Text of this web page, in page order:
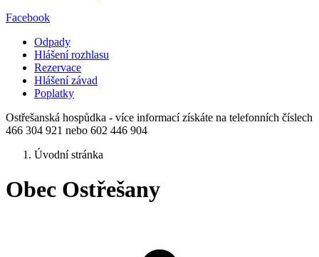
Facebook
Odpady
Hlášení rozhlasu
Rezervace
Hlášení závad
Poplatky
Ostřešanská hospůdka - více informací získáte na telefonních číslech
466 304 921 nebo 602 446 904
Úvodní stránka
Obec Ostřešany